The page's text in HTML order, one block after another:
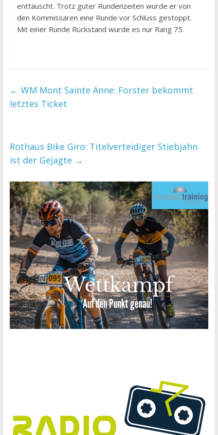
enttäuscht. Trotz guter Rundenzeiten wurde er von
den Kommissären eine Runde vor Schluss gestoppt.
Mit einer Runde Rückstand wurde es nur Rang 75.
← WM Mont Sainte Anne: Forster bekommt
letztes Ticket
Rothaus Bike Giro: Titelverteidiger Stiebjahn
ist der Gejagte →